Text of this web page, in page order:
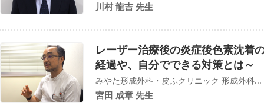
川村 龍吉 先生
レーザー治療後の炎症後色素沈着
経過や、自分でできる対策とは～
みやた形成外科・皮ふクリニック 形成外科...
宮田 成章 先生